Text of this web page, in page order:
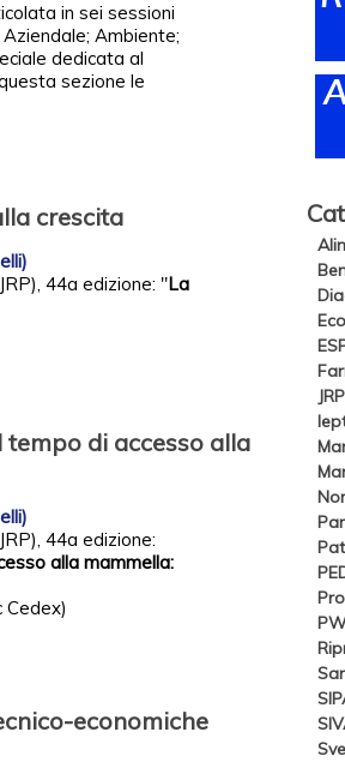
in sei sessioni
Ambiente;
dedicata al
sezione le
crescita
44a edizione: "La
di accesso alla
44a edizione:
alla mammella:
Cedex)
economiche